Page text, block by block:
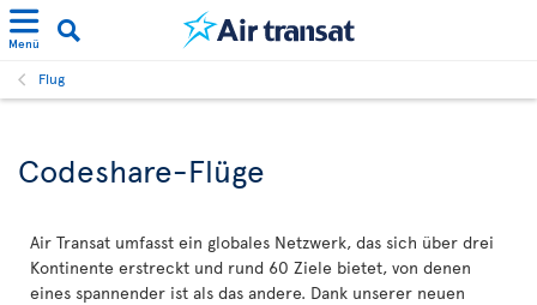
Menü
Flug
Codeshare-Flüge
Air Transat umfasst ein globales Netzwerk, das sich über drei
Kontinente erstreckt und rund 60 Ziele bietet, von denen
eines spannender ist als das andere. Dank unserer neuen